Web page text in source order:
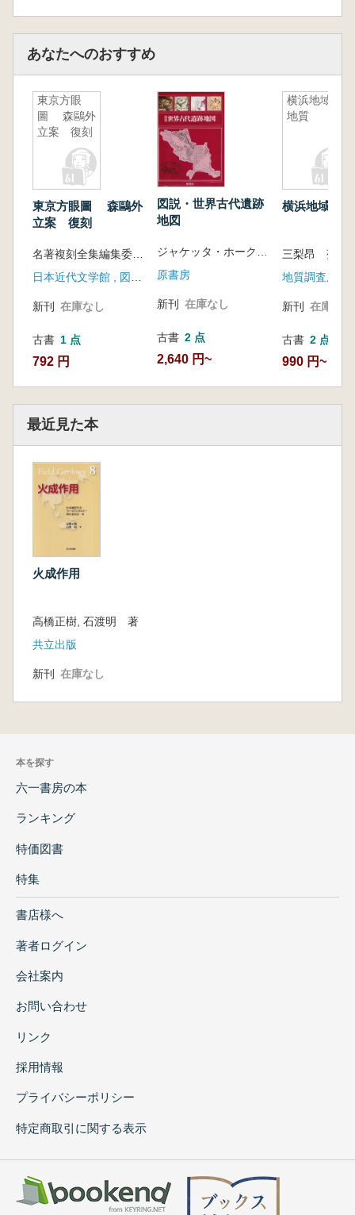
あなたへのおすすめ
東京方眼
圖 森鷗外
立案 復刻
東京方眼圖 森鷗外
立案 復刻
新刊 在庫なし
古書 1 点
792 円
図説・世界古代遺跡
地図
原書房
新刊 在庫なし
古書 2 点
2,640 円~
横浜地域の
地質
横浜地域の
三梨昂 菊地
地質調査所
新刊 在庫なし
古書 2 点
990 円~
最近見た本
火成作用
高橋正樹, 石渡明 著
共立出版
新刊 在庫なし
本を探す
六一書房の本
ランキング
特価図書
特集
書店様へ
著者ログイン
会社案内
お問い合わせ
リンク
採用情報
プライバシーポリシー
特定商取引に関する表示